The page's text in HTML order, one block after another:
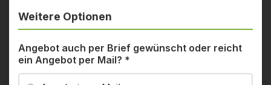
Weitere Optionen
Angebot auch per Brief gewünscht oder reicht
ein Angebot per Mail? *